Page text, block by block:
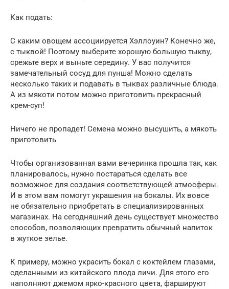
Как подать:
С каким овощем ассоциируется Хэллоуин? Конечно же,
с тыквой! Поэтому выберите хорошую большую тыкву,
срежьте верх и выньте середину. У вас получится
замечательный сосуд для пунша! Можно сделать
несколько таких и подавать в тыквах различные блюда.
А из мякоти потом можно приготовить прекрасный
крем-суп!
Ничего не пропадет! Семена можно высушить, а мякоть
приготовить
Чтобы организованная вами вечеринка прошла так, как
планировалось, нужно постараться сделать все
возможное для создания соответствующей атмосферы.
И в этом вам помогут украшения на бокалы. Их вовсе
не обязательно приобретать в специализированных
магазинах. На сегодняшний день существует множество
способов, позволяющих превратить обычный напиток
в жуткое зелье.
К примеру, можно украсить бокал с коктейлем глазами,
сделанными из китайского плода личи. Для этого его
наполняют джемом ярко-красного цвета, фаршируют